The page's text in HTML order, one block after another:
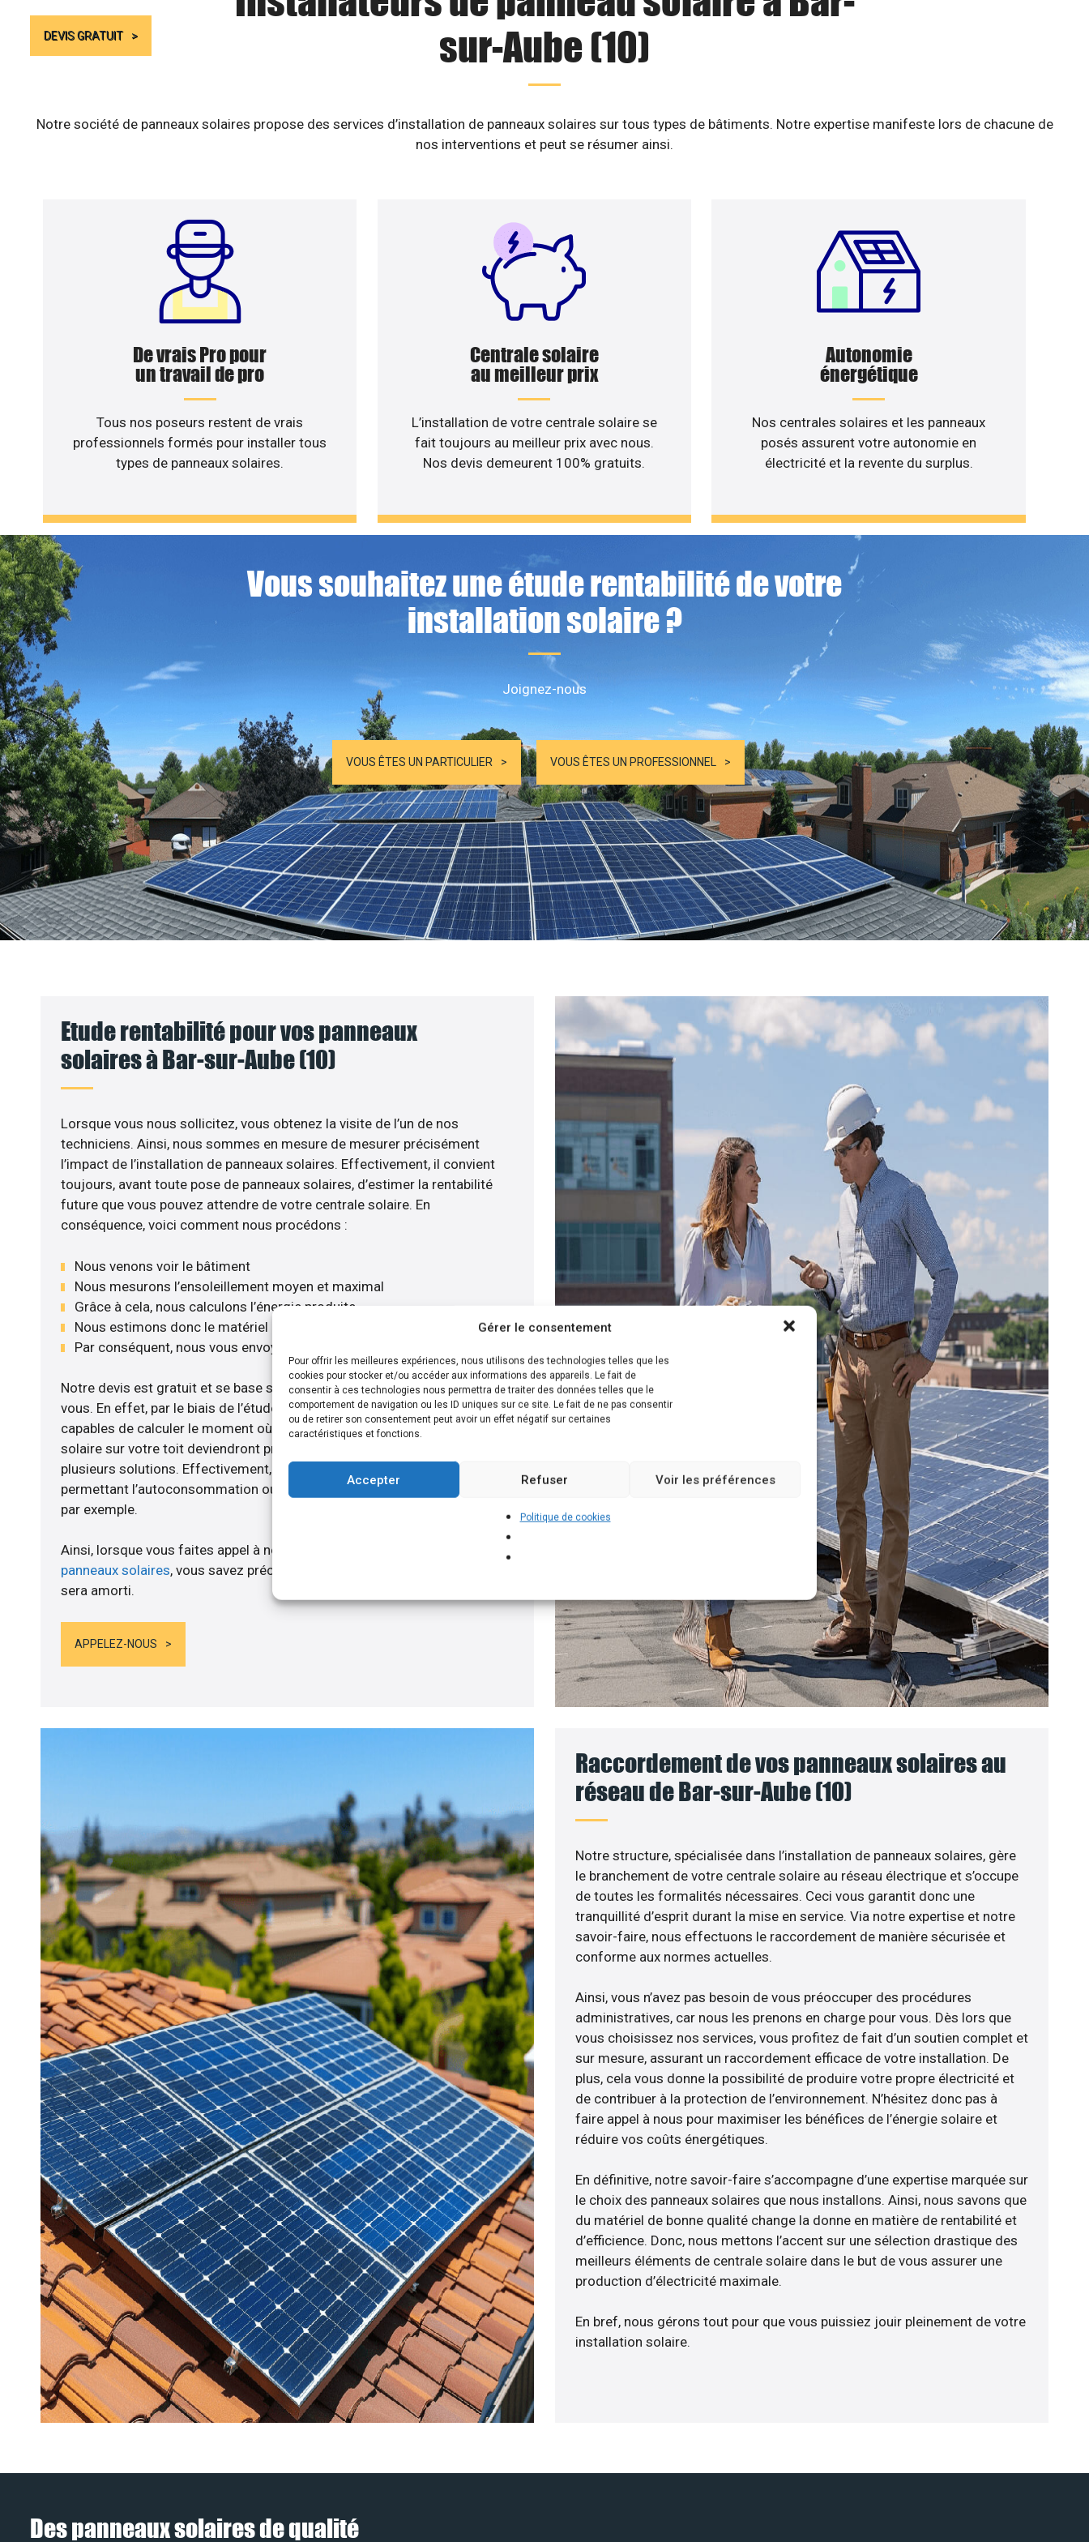
Gérer le consentement
Pour offrir les meilleures expériences, nous utilisons des technologies telles que les
cookies pour stocker et/ou accéder aux informations des appareils. Le fait de
consentir à ces technologies nous permettra de traiter des données telles que le
comportement de navigation ou les ID uniques sur ce site. Le fait de ne pas consentir
ou de retirer son consentement peut avoir un effet négatif sur certaines
caractéristiques et fonctions.
Accepter Refuser Voir les préférences
Politique de cookies
DEVIS GRATUIT
sur-Aube (10)
Notre société de panneaux solaires propose des services d’installation de panneaux solaires sur tous types de bâtiments. Notre expertise manifeste lors de chacune de
nos interventions et peut se résumer ainsi.
De vrais Pro pour
un travail de pro
Tous nos poseurs restent de vrais
professionnels formés pour installer tous
types de panneaux solaires.
Centrale solaire
au meilleur prix
L’installation de votre centrale solaire se
fait toujours au meilleur prix avec nous.
Nos devis demeurent 100% gratuits.
Autonomie
énergétique
Nos centrales solaires et les panneaux
posés assurent votre autonomie en
électricité et la revente du surplus.
Vous souhaitez une étude rentabilité de votre
installation solaire ?
Joignez-nous
VOUS ÊTES UN PARTICULIER VOUS ÊTES UN PROFESSIONNEL
Etude rentabilité pour vos panneaux
solaires à Bar-sur-Aube (10)
Lorsque vous nous sollicitez, vous obtenez la visite de l’un de nos
techniciens. Ainsi, nous sommes en mesure de mesurer précisément
l’impact de l’installation de panneaux solaires. Effectivement, il convient
toujours, avant toute pose de panneaux solaires, d’estimer la rentabilité
future que vous pouvez attendre de votre centrale solaire. En
conséquence, voici comment nous procédons :
Nous venons voir le bâtiment
Nous mesurons l’ensoleillement moyen et maximal
Grâce à cela, nous calculons l’énergie produite
Nous estimons donc le matériel le plus adéquat
Par conséquent, nous vous envoyons notre devis gratuitement
Notre devis est gratuit et se base sur la configuration la plus efficace pour
vous. En effet, par le biais de l’étude rentabilité menée, nous sommes
capables de calculer le moment où les travaux d’installation de panneaux
solaire sur votre toit deviendront profitables. Pour cela, nous disposons de
plusieurs solutions. Effectivement, nous vous proposons un branchement
permettant l’autoconsommation ou l’alimentation de batteries solaires,
par exemple.
Ainsi, lorsque vous faites appel à notre structure pour installer vos
panneaux solaires, vous savez précisément lorsque le coût des travaux
sera amorti.
APPELEZ-NOUS
Raccordement de vos panneaux solaires au
réseau de Bar-sur-Aube (10)
Notre structure, spécialisée dans l’installation de panneaux solaires, gère
le branchement de votre centrale solaire au réseau électrique et s’occupe
de toutes les formalités nécessaires. Ceci vous garantit donc une
tranquillité d’esprit durant la mise en service. Via notre expertise et notre
savoir-faire, nous effectuons le raccordement de manière sécurisée et
conforme aux normes actuelles.
Ainsi, vous n’avez pas besoin de vous préoccuper des procédures
administratives, car nous les prenons en charge pour vous. Dès lors que
vous choisissez nos services, vous profitez de fait d’un soutien complet et
sur mesure, assurant un raccordement efficace de votre installation. De
plus, cela vous donne la possibilité de produire votre propre électricité et
de contribuer à la protection de l’environnement. N’hésitez donc pas à
faire appel à nous pour maximiser les bénéfices de l’énergie solaire et
réduire vos coûts énergétiques.
En définitive, notre savoir-faire s’accompagne d’une expertise marquée sur
le choix des panneaux solaires que nous installons. Ainsi, nous savons que
du matériel de bonne qualité change la donne en matière de rentabilité et
d’efficience. Donc, nous mettons l’accent sur une sélection drastique des
meilleurs éléments de centrale solaire dans le but de vous assurer une
production d’électricité maximale.
En bref, nous gérons tout pour que vous puissiez jouir pleinement de votre
installation solaire.
Des panneaux solaires de qualité